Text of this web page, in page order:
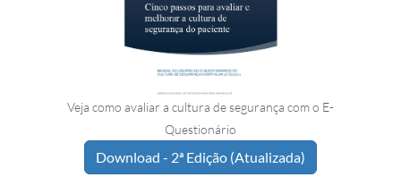
Veja como avaliar a cultura de segurança com o E-
Questionário
Download - 2ª Edição (Atualizada)